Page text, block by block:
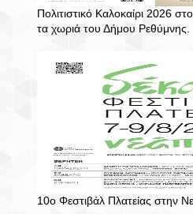
Πολιτιστικό Καλοκαίρι 2026
τα χωριά του Δήμου Ρεθύμνης.
10ο Φεστιβάλ Πλατείας στην